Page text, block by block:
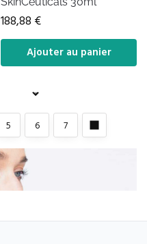
188,88 €
Ajouter au panier
5 6 7